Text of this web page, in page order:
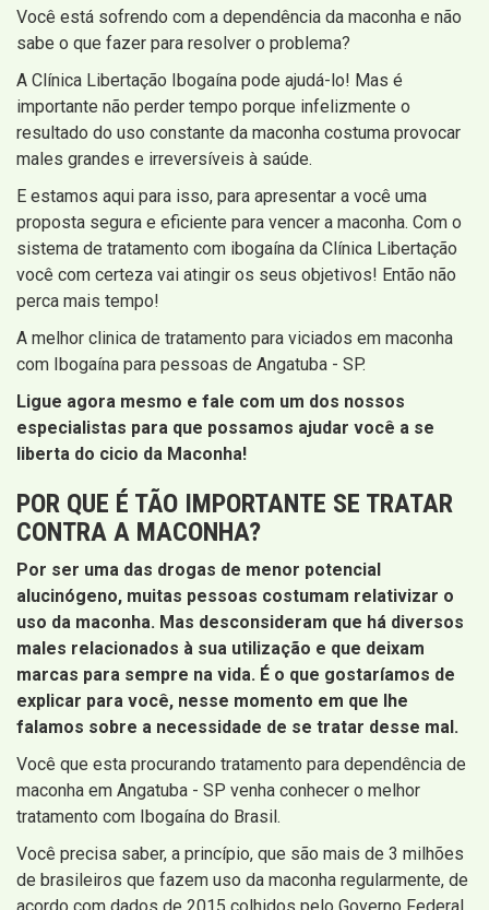
Você está sofrendo com a dependência da maconha e não
sabe o que fazer para resolver o problema?
A Clínica Libertação Ibogaína pode ajudá-lo! Mas é
importante não perder tempo porque infelizmente o
resultado do uso constante da maconha costuma provocar
males grandes e irreversíveis à saúde.
E estamos aqui para isso, para apresentar a você uma
proposta segura e eficiente para vencer a maconha. Com o
sistema de tratamento com ibogaína da Clínica Libertação
você com certeza vai atingir os seus objetivos! Então não
perca mais tempo!
A melhor clinica de tratamento para viciados em maconha
com Ibogaína para pessoas de Angatuba - SP.
Ligue agora mesmo e fale com um dos nossos
especialistas para que possamos ajudar você a se
liberta do cicio da Maconha!
POR QUE É TÃO IMPORTANTE SE TRATAR
CONTRA A MACONHA?
Por ser uma das drogas de menor potencial
alucinógeno, muitas pessoas costumam relativizar o
uso da maconha. Mas desconsideram que há diversos
males relacionados à sua utilização e que deixam
marcas para sempre na vida. É o que gostaríamos de
explicar para você, nesse momento em que lhe
falamos sobre a necessidade de se tratar desse mal.
Você que esta procurando tratamento para dependência de
maconha em Angatuba - SP venha conhecer o melhor
tratamento com Ibogaína do Brasil.
Você precisa saber, a princípio, que são mais de 3 milhões
de brasileiros que fazem uso da maconha regularmente, de